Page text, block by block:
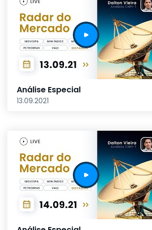
Análise Especial
13.09.2021